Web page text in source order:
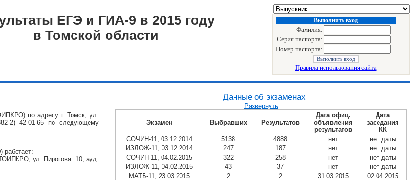
ЕГЭ и ГИА-9 в 2015 году
в Томской области
Выполнить вход
Фамилия:
Серия паспорта:
Номер паспорта:
Правила использования сайта
по адресу г. Томск, ул.
2) 42-01-65 по следующему
работает:
ул. Пирогова, 10, ауд.
Данные об экзаменах
Развернуть
Экзамен Выбравших Результатов
Дата офиц.
объявления
результатов
Дата
заседания
КК
СОЧИН-11, 03.12.2014
5138 4888 нет
нет даты
ИЗЛОЖ-11, 03.12.2014
247 187 нет
нет даты
СОЧИН-11, 04.02.2015
322 258 нет
нет даты
ИЗЛОЖ-11, 04.02.2015
43 37 нет
нет даты
МАТБ-11, 23.03.2015
2 2 31.03.2015
02.04.2015